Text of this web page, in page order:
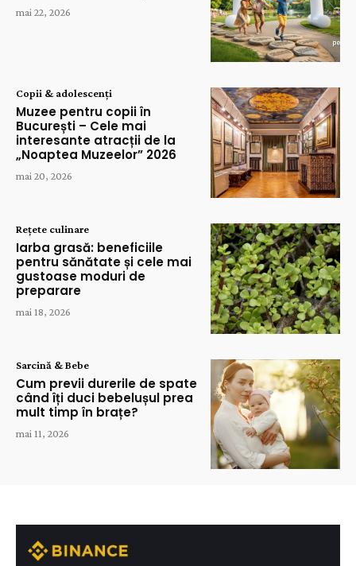
mai 22, 2026
Copii & adolescenți
Muzee pentru copii în
București – Cele mai
interesante atracții de la
„Noaptea Muzeelor” 2026
mai 20, 2026
Rețete culinare
Iarba grasă: beneficiile
pentru sănătate și cele mai
gustoase moduri de
preparare
mai 18, 2026
Sarcină & Bebe
Cum previi durerile de spate
când îți duci bebelușul prea
mult timp în brațe?
mai 11, 2026